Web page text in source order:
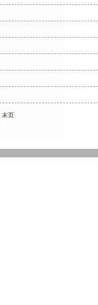
末页